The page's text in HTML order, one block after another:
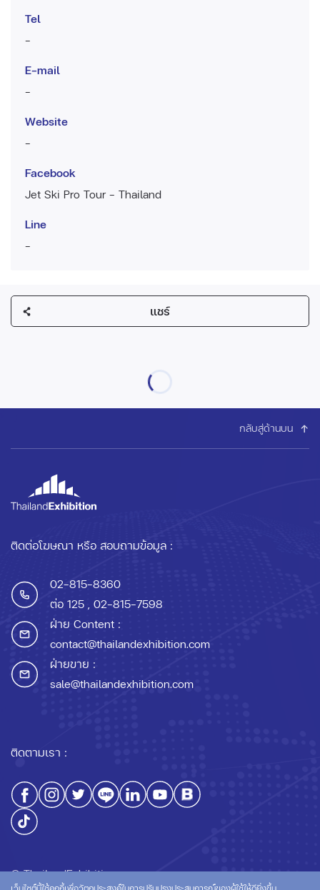
Tel
-
E-mail
-
Website
-
Facebook
Jet Ski Pro Tour - Thailand
Line
-
แชร์
กลับสู่ด้านบน
ติดต่อโฆษณา หรือ สอบถามข้อมูล :
02-815-8360
ต่อ 125 , 02-815-7598
ฝ่าย Content :
contact@thailandexhibition.com
ฝ่ายขาย :
sale@thailandexhibition.com
ติดตามเรา :
© ThailandExhibition.com